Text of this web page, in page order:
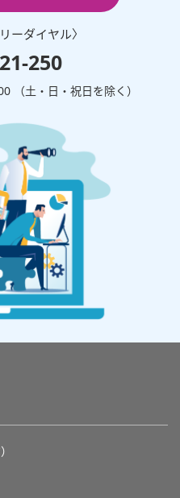
ーダイヤル〉
250
（⼟・⽇・祝⽇を除く）